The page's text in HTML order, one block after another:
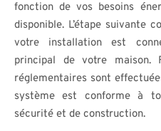
fonction de vos besoins
disponible. L’étape suivante
votre installation est
principal de votre maison.
réglementaires sont
système est conforme à
sécurité et de construction.